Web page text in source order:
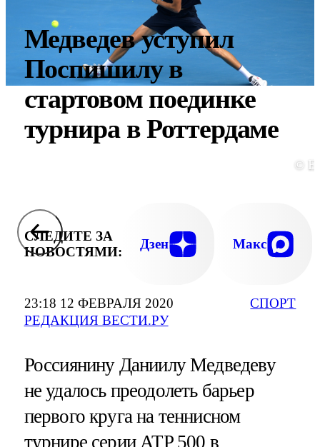
23:18 12 ФЕВРАЛЯ 2020
РЕДАКЦИЯ ВЕСТИ.РУ
СПОРТ
Медведев уступил
Поспишилу в
стартовом поединке
турнира в Роттердаме
©
СЛЕДИТЕ ЗА
НОВОСТЯМИ:
Дзен Макс
Россиянину Даниилу Медведеву
не удалось преодолеть барьер
первого круга на теннисном
турнире серии ATP 500 в